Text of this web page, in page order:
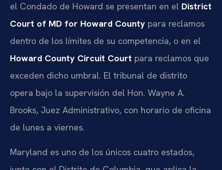
el Condado de Howard se presentan en el District
Court of MD for Howard County para reclamos
dentro de los límites de su competencia, o en el
Howard County Circuit Court para reclamos que
exceden dicho umbral. El tribunal de distrito
opera bajo la supervisión del Hon. Wayne A.
Brooks, Juez Administrativo, con horario de oficina
de lunes a viernes.
Maryland es uno de los únicos cuatro estados,